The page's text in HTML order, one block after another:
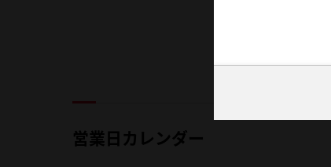
営業日カレンダー